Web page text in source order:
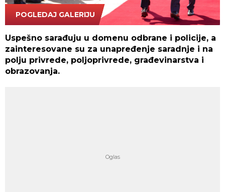
POGLEDAJ GALERIJU
Uspešno sarađuju u domenu odbrane i policije, a
zainteresovane su za unapređenje saradnje i na
polju privrede, poljoprivrede, građevinarstva i
obrazovanja.